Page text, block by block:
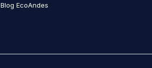
Blog EcoAndes